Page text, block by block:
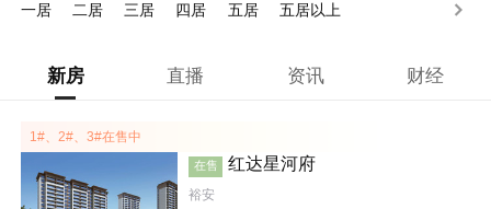
一居 二居 三居 四居 五居 五居以上
新房 直播 资讯 财经
1#、2#、3#在售中
在售 红达星河府
裕安